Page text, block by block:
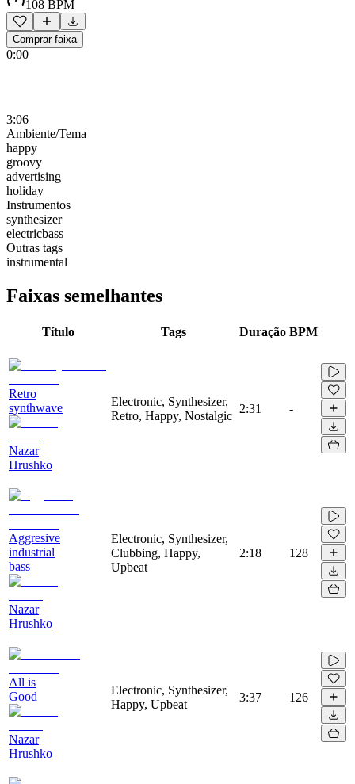
108 BPM
Comprar faixa
0:00
3:06
Ambiente/Tema
happy
groovy
advertising
holiday
Instrumentos
synthesizer
electricbass
Outras tags
instrumental
Faixas semelhantes
Título Tags Duração BPM
Retro
synthwave
Nazar
Hrushko
Electronic, Synthesizer,
Retro, Happy, Nostalgic
2:31 -
Aggresive
industrial
bass
Nazar
Hrushko
Electronic, Synthesizer,
Clubbing, Happy,
Upbeat
2:18 128
All is
Good
Nazar
Hrushko
Electronic, Synthesizer,
Happy, Upbeat
3:37 126